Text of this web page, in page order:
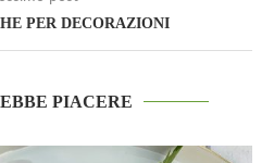
PER DECORAZIONI
PIACERE